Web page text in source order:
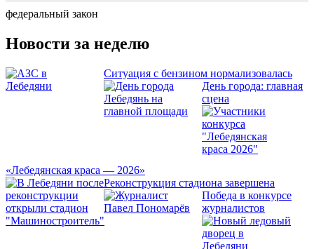
федеральный закон
Новости за неделю
Ситуация с бензином нормализовалась
День города: главная
сцена
«Лебедянская краса — 2026»
Реконструкция стадиона завершена
Победа в конкурсе
журналистов